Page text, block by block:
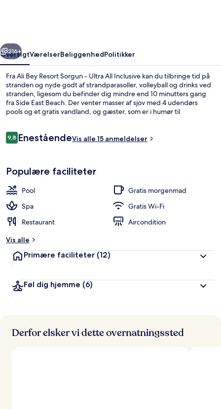
All
Inclusive
Næste
216+
OversigtVærelserBeliggenhedPolitikker
Fra Ali Bey Resort Sorgun - Ultra All Inclusive kan du tilbringe tid på
stranden og nyde godt af strandparasoller, volleyball og drinks ved
stranden, ligesom du befinder dig mindre end 10 minutters gang
fra Side East Beach. Der venter masser af sjov med 4 udendørs
pools og et gratis vandland, og gæster, som er i humør til
Spisemulighederne tæller 5 restauranter, og de 3 barer ved poolen
Anmeldelser
9,89,8 ud af 10.
EneståendeVis alle 15 anmeldelser
Populære faciliteter
Pool
Gratis morgenmad
Spa
Gratis Wi-Fi
Restaurant
Aircondition
Vis alle
Primære faciliteter (12)
Føl dig hjemme (6)
Derfor elsker vi dette overnatningssted